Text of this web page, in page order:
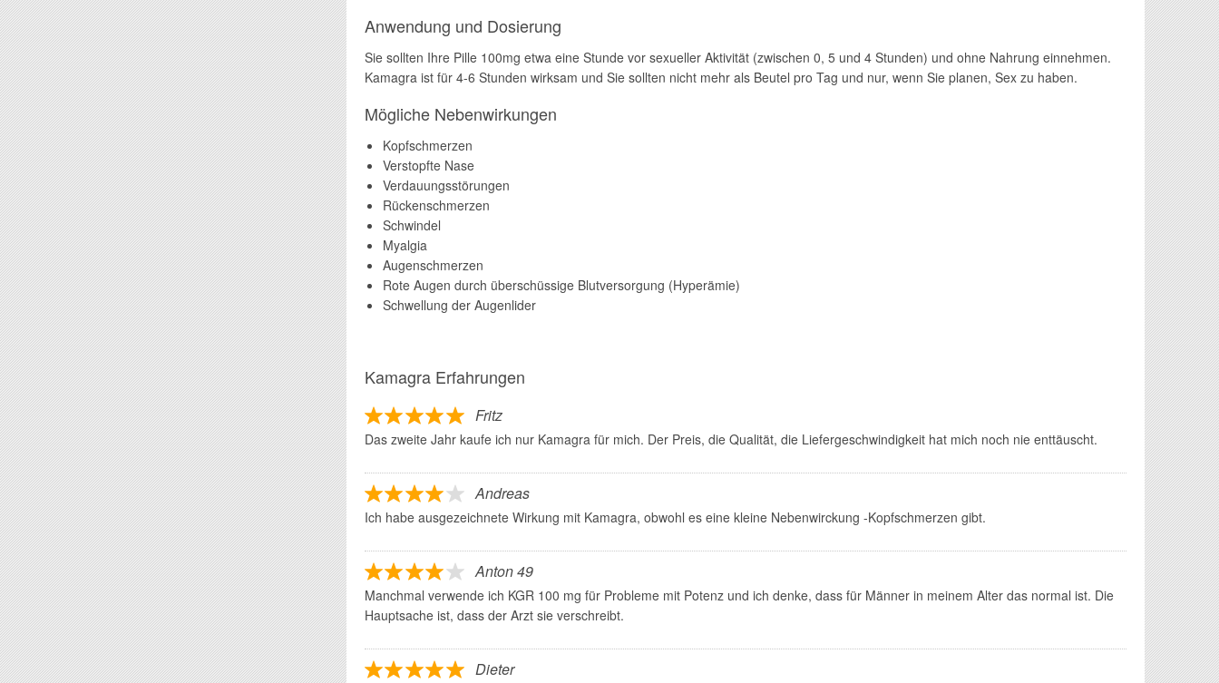
Anwendung und Dosierung
Sie sollten Ihre Pille 100mg etwa eine Stunde vor sexueller Aktivität (zwischen 0, 5 und 4 Stunden) und ohne Nahrung einnehmen.
Kamagra ist für 4-6 Stunden wirksam und Sie sollten nicht mehr als Beutel pro Tag und nur, wenn Sie planen, Sex zu haben.
Mögliche Nebenwirkungen
Kopfschmerzen
Verstopfte Nase
Verdauungsstörungen
Rückenschmerzen
Schwindel
Myalgia
Augenschmerzen
Rote Augen durch überschüssige Blutversorgung (Hyperämie)
Schwellung der Augenlider
Kamagra Erfahrungen
Fritz
Das zweite Jahr kaufe ich nur Kamagra für mich. Der Preis, die Qualität, die Liefergeschwindigkeit hat mich noch nie enttäuscht.
Andreas
Ich habe ausgezeichnete Wirkung mit Kamagra, obwohl es eine kleine Nebenwirckung -Kopfschmerzen gibt.
Anton 49
Manchmal verwende ich KGR 100 mg für Probleme mit Potenz und ich denke, dass für Männer in meinem Alter das normal ist. Die
Hauptsache ist, dass der Arzt sie verschreibt.
Dieter